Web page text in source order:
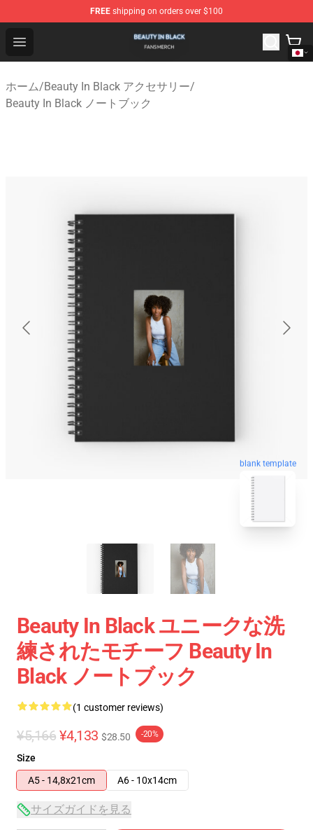
FREE shipping on orders over $100
Open menu
Beauty In Black Shop - Official Beauty In Black
ホーム/Beauty In Black アクセサリー/
Beauty In Black ノートブック
blank template
Beauty In Black ユニークな洗
練されたモチーフ Beauty In
Black ノートブック
(1 customer reviews)
¥5,166 ¥4,133 $28.50 -20%
Size
A5 - 14,8x21cm
A6 - 10x14cm
サイズガイドを見る